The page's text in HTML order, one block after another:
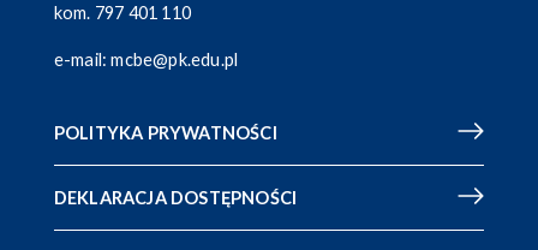
kom. 797 401 110
e-mail:mcbe@pk.edu.pl
POLITYKA PRYWATNOŚCI
DEKLARACJA DOSTĘPNOŚCI